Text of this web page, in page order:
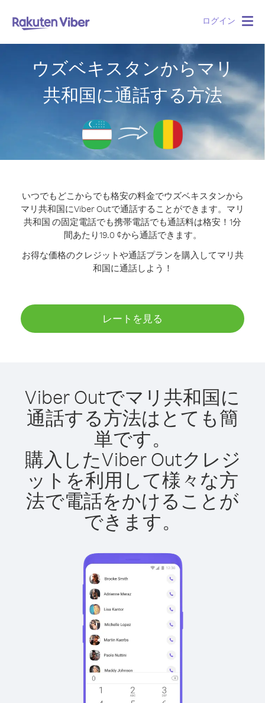
ログイン
ウズベキスタンからマリ
共和国に通話する方法
いつでもどこからでも格安の料金でウズベキスタンから
マリ共和国にViber Outで通話することができます。 マリ
共和国 の固定電話でも携帯電話でも通話料は格安！1分
間あたり19.0 ¢から通話できます。
お得な価格のクレジットや通話プランを購入してマリ共
和国に通話しよう！
レートを見る
Viber Outでマリ共和国に
通話する方法はとても簡
単です。
購入したViber Outクレジ
ットを利用して様々な方
法で電話をかけることが
できます。